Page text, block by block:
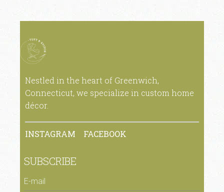
Nestled in the heart of Greenwich,
Connecticut, we specialize in custom home
décor.
INSTAGRAM FACEBOOK
SUBSCRIBE